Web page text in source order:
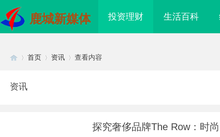
鹿城新媒体 投资理财 生活百科
首页 资讯 查看内容
资讯
探究奢侈品牌The Row：时